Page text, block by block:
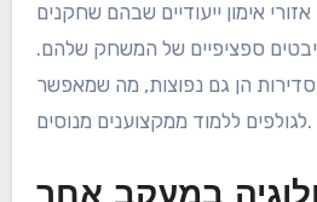
מתקדמים, אימון מקצועי וטכנולוגיה
וזמינות אימון
בתאילנד כוללים לעיתים קרובות